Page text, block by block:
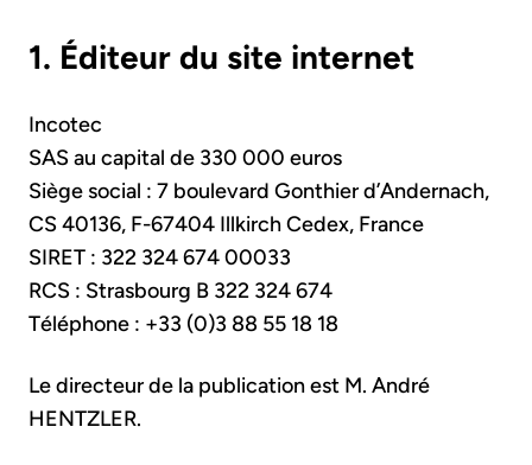
1. Éditeur du site internet
Incotec
SAS au capital de 330 000 euros
Siège social : 7 boulevard Gonthier d’Andernach,
CS 40136, F-67404 Illkirch Cedex, France
SIRET : 322 324 674 00033
RCS : Strasbourg B 322 324 674
Téléphone : +33 (0)3 88 55 18 18
Le directeur de la publication est M. André
HENTZLER.